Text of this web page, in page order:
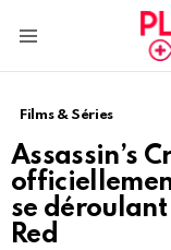
Films & Séries
Assassin’s
se
Red